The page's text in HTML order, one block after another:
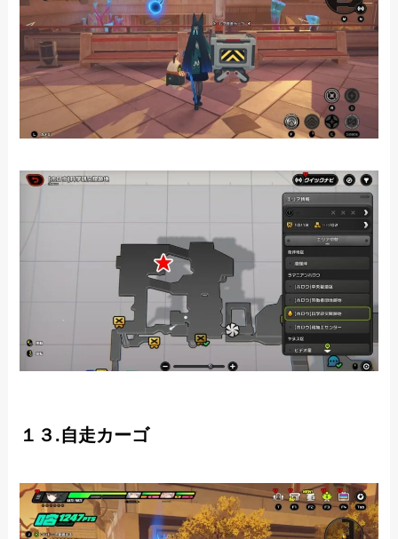
１３.自走カーゴ